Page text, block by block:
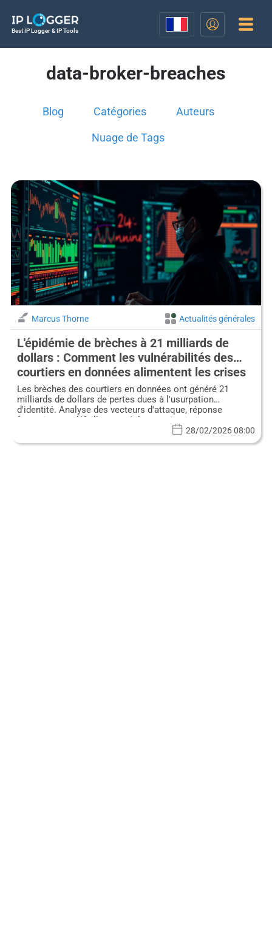
Best IP Logger & IP Tools
data-broker-breaches
Blog Catégories Auteurs
Nuage de Tags
Marcus Thorne Actualités générales
L'épidémie de brèches à 21 milliards de
dollars : Comment les vulnérabilités des
courtiers en données alimentent les crises
d'usurpation d'identité
Les brèches des courtiers en données ont généré 21
milliards de dollars de pertes dues à l'usurpation
d'identité. Analyse des vecteurs d'attaque, réponse
forensique et défaillances réglementaires.
28/02/2026 08:00